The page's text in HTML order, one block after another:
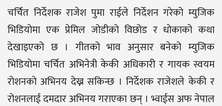
चर्चित निर्देशक राजेश पुमा राईले निर्देशन गरेको म्युजिक
भिडियोमा एक प्रेमिल जोडीको विछोड र धोकाको कथा
देखाइएको छ । गीतको भाव अनुसार बनेको म्युजिक
भिडियोमा चर्चित अभिनेत्री केकी अधिकारी र गायक स्वयम
रोशनको अभिनय देख्न सकिन्छ । निर्देशक राजेशले केकी र
रोशनलाई दमदार अभिनय गराएका छन् । भ्वाईस अफ नेपाल